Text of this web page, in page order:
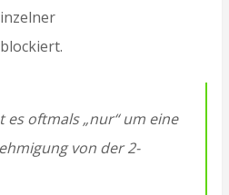
es oftmals „nur“ um eine
von der 2-